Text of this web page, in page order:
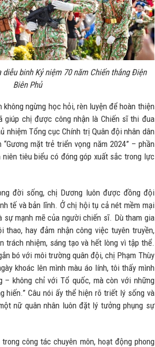
binh Kỷ niệm 70 năm Chiến thắng Điện
Biên Phủ
ngừng học hỏi, rèn luyện để hoàn thiện
giúp chị được công nhận là Chiến sĩ thi đua
nhiệm Tổng cục Chính trị Quân đội nhân dân
mặt trẻ triển vọng năm 2024” – phần
tiêu biểu có đóng góp xuất sắc trong lực
đời sống, chị Dương luôn được đồng đội
tế và bản lĩnh. Ở chị hội tụ cả nét mềm mại
sự mạnh mẽ của người chiến sĩ. Dù tham gia
thao, hay đảm nhận công việc tuyên truyền,
trách nhiệm, sáng tạo và hết lòng vì tập thể.
bó với môi trường quân đội, chị Phạm Thùy
khoác lên mình màu áo lính, tôi thấy mình
– không chỉ với Tổ quốc, mà còn với những
hiến.” Câu nói ấy thể hiện rõ triết lý sống và
nữ quân nhân luôn đặt lý tưởng phụng sự
công tác chuyên môn, hoạt động phong